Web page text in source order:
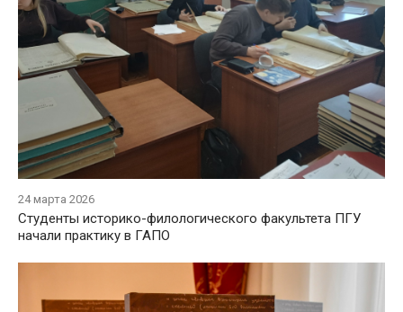
24 марта 2026
Студенты историко-филологического факультета ПГУ
начали практику в ГАПО